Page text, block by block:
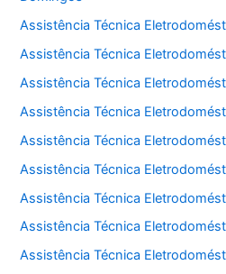
Assistência Técnica
Assistência Técnica
Assistência Técnica
Assistência Técnica
Assistência Técnica
Assistência Técnica
Assistência Técnica
Assistência Técnica
Assistência Técnica